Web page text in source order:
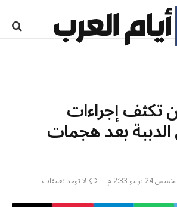
تكثف إجراءات
بعد هجمات
24 يوليو 2:33 م لا توجد تعليقات